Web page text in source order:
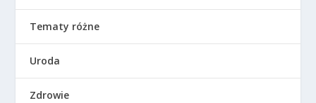
Tematy różne
Uroda
Zdrowie